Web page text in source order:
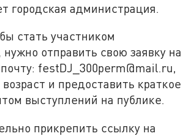
городская администрация.
стать участником
отправить свою заявку на
festDJ_300perm@mail.ru,
и предоставить краткое
выступлений на публике.
прикрепить ссылку на